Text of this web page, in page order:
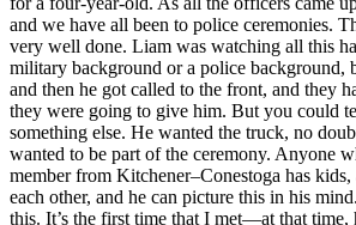
and we have all been to police ceremonies.
very well done. Liam was watching all this
military background or a police background,
and then he got called to the front, and they
they were going to give him. But you could
something else. He wanted the truck, no
wanted to be part of the ceremony. Anyone
member from Kitchener–Conestoga has
each other, and he can picture this in his
this. It’s the first time that I met—at that